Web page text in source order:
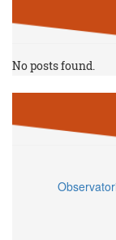
No posts found.